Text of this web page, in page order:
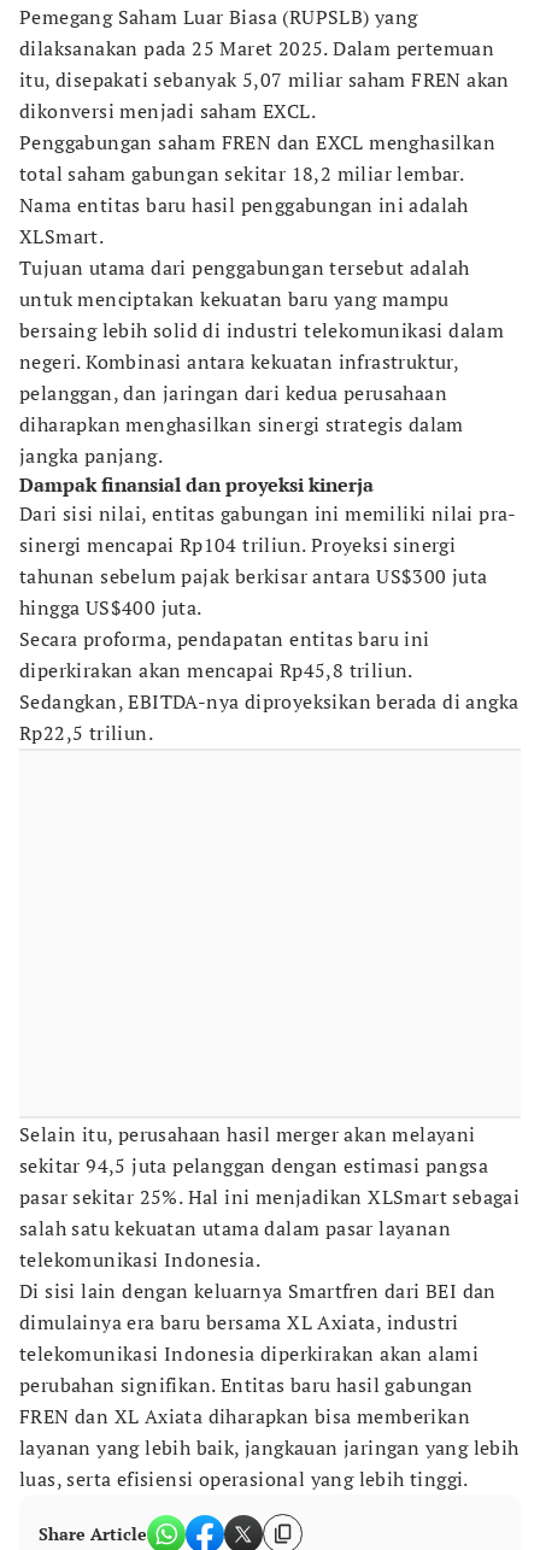
Pemegang Saham Luar Biasa (RUPSLB) yang
dilaksanakan pada 25 Maret 2025. Dalam pertemuan
itu, disepakati sebanyak 5,07 miliar saham FREN akan
dikonversi menjadi saham EXCL.
Penggabungan saham FREN dan EXCL menghasilkan
total saham gabungan sekitar 18,2 miliar lembar.
Nama entitas baru hasil penggabungan ini adalah
XLSmart.
Tujuan utama dari penggabungan tersebut adalah
untuk menciptakan kekuatan baru yang mampu
bersaing lebih solid di industri telekomunikasi dalam
negeri. Kombinasi antara kekuatan infrastruktur,
pelanggan, dan jaringan dari kedua perusahaan
diharapkan menghasilkan sinergi strategis dalam
jangka panjang.
Dampak finansial dan proyeksi kinerja
Dari sisi nilai, entitas gabungan ini memiliki nilai pra-
sinergi mencapai Rp104 triliun. Proyeksi sinergi
tahunan sebelum pajak berkisar antara US$300 juta
hingga US$400 juta.
Secara proforma, pendapatan entitas baru ini
diperkirakan akan mencapai Rp45,8 triliun.
Sedangkan, EBITDA-nya diproyeksikan berada di angka
Rp22,5 triliun.
Selain itu, perusahaan hasil merger akan melayani
sekitar 94,5 juta pelanggan dengan estimasi pangsa
pasar sekitar 25%. Hal ini menjadikan XLSmart sebagai
salah satu kekuatan utama dalam pasar layanan
telekomunikasi Indonesia.
Di sisi lain dengan keluarnya Smartfren dari BEI dan
dimulainya era baru bersama XL Axiata, industri
telekomunikasi Indonesia diperkirakan akan alami
perubahan signifikan. Entitas baru hasil gabungan
FREN dan XL Axiata diharapkan bisa memberikan
layanan yang lebih baik, jangkauan jaringan yang lebih
luas, serta efisiensi operasional yang lebih tinggi.
Share Article